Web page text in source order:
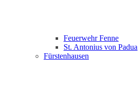
Feuerwehr Fenne
St. Antonius von Padua
Fürstenhausen